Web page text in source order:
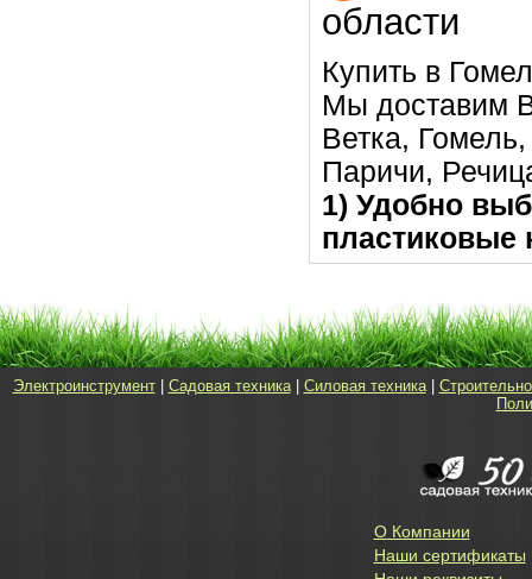
области
Купить в
Мы доставим
Ветка,
Паричи,
1) Удобно
пластиковые
Электроинструмент| Садовая техника| Силовая техника|
О Компании
Наши сертификаты